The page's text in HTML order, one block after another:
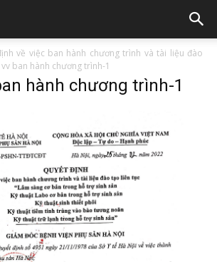
về việc ban hành chương trình và tài liệu đào
ban hành chương trình-1
hành chương trình-1